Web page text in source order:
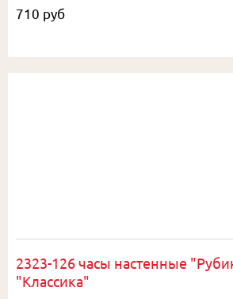
710 руб
2323-126 часы настенные
"Классика"